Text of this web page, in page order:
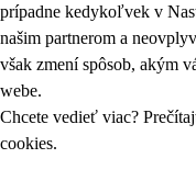
prípadne kedykoľvek v
našim partnerom a
však zmení spôsob, akým
webe.
Chcete vedieť viac?
cookies.